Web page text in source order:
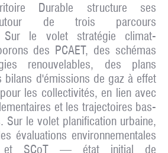
Durable structure ses
de trois parcours
Sur le volet stratégie climat-
des PCAET, des schémas
renouvelables, des plans
bilans d'émissions de gaz à effet
les collectivités, en lien avec
et les trajectoires bas-
Sur le volet planification urbaine,
évaluations environnementales
SCoT — état initial de